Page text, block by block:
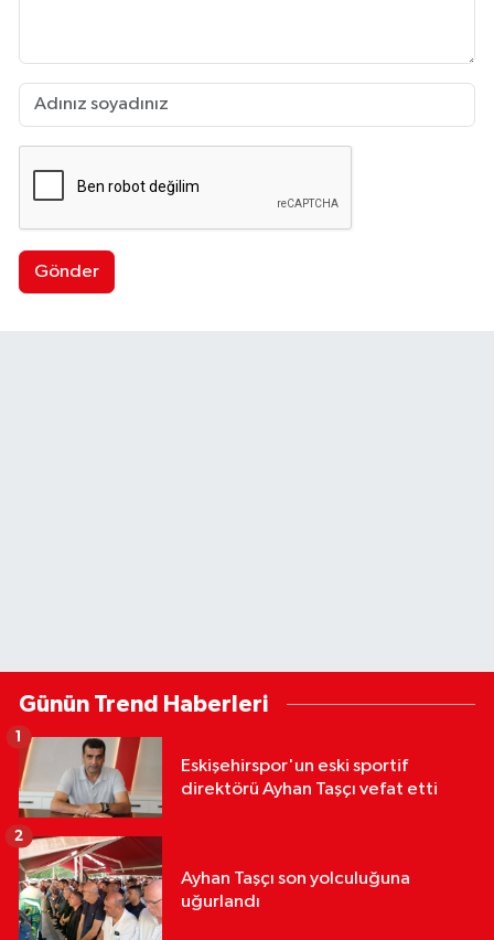
Gönder
Günün Trend Haberleri
Eskişehirspor'un eski sportif
direktörü Ayhan Taşçı vefat etti
1
Ayhan Taşçı son yolculuğuna
uğurlandı
2